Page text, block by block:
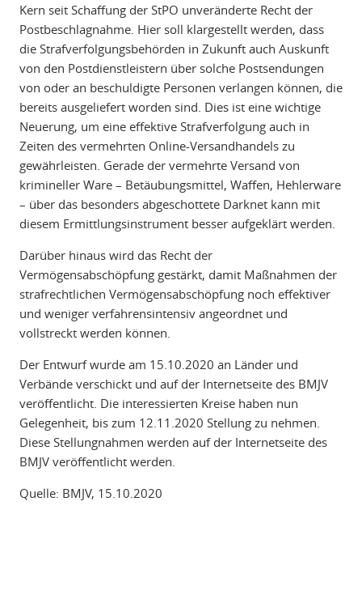
Kern seit Schaffung der StPO unveränderte Recht der
Postbeschlagnahme. Hier soll klargestellt werden, dass
die Strafverfolgungsbehörden in Zukunft auch Auskunft
von den Postdienstleistern über solche Postsendungen
von oder an beschuldigte Personen verlangen können, die
bereits ausgeliefert worden sind. Dies ist eine wichtige
Neuerung, um eine effektive Strafverfolgung auch in
Zeiten des vermehrten Online-Versandhandels zu
gewährleisten. Gerade der vermehrte Versand von
krimineller Ware – Betäubungsmittel, Waffen, Hehlerware
– über das besonders abgeschottete Darknet kann mit
diesem Ermittlungsinstrument besser aufgeklärt werden.
Darüber hinaus wird das Recht der
Vermögensabschöpfung gestärkt, damit Maßnahmen der
strafrechtlichen Vermögensabschöpfung noch effektiver
und weniger verfahrensintensiv angeordnet und
vollstreckt werden können.
Der Entwurf wurde am 15.10.2020 an Länder und
Verbände verschickt und auf der Internetseite des BMJV
veröffentlicht. Die interessierten Kreise haben nun
Gelegenheit, bis zum 12.11.2020 Stellung zu nehmen.
Diese Stellungnahmen werden auf der Internetseite des
BMJV veröffentlicht werden.
Quelle: BMJV, 15.10.2020